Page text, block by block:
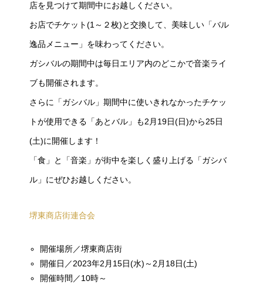
店を見つけて期間中にお越しください。
お店でチケット(1～２枚)と交換して、美味しい「バル
逸品メニュー」を味わってください。
ガシバルの期間中は毎日エリア内のどこかで音楽ライ
ブも開催されます。
さらに「ガシバル」期間中に使いきれなかったチケッ
トが使用できる「あとバル」も2月19日(日)から25日
(土)に開催します！
「食」と「音楽」が街中を楽しく盛り上げる「ガシバ
ル」にぜひお越しください。
堺東商店街連合会
開催場所／堺東商店街
開催日／2023年2月15日(水)～2月18日(土)
開催時間／10時～